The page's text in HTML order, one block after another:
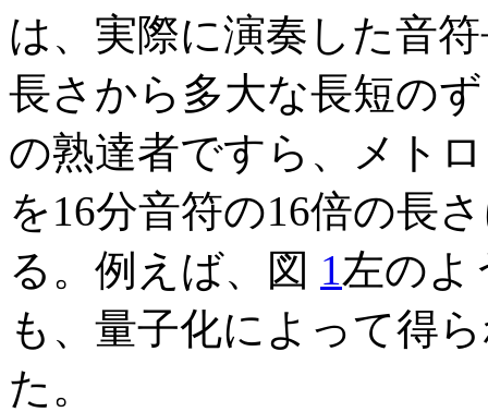
は、実際に演奏した音
長さから多大な長短の
の熟達者ですら、メト
を16分音符の16倍の長
る。例えば、図 1左のよ
も、量子化によって得
た。